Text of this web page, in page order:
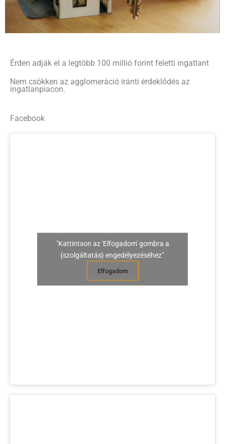
Érden adják el a legtöbb 100 millió forint feletti ingatlant
Nem csökken az agglomeráció iránti érdeklődés az
ingatlanpiacon.
Facebook
"Kattintson az 'Elfogadom' gombra a
{szolgáltatás} engedélyezéséhez"
Elfogadom